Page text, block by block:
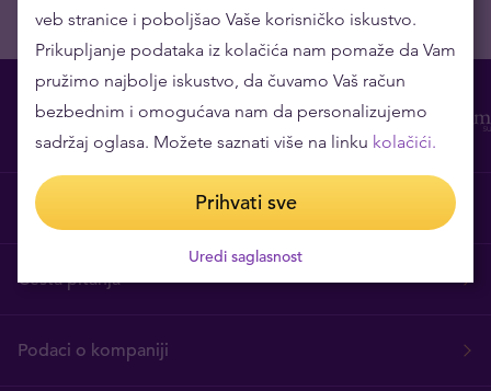
O nama
Česta pitanja
Podaci o kompaniji
veb stranice i poboljšao Vaše korisničko iskustvo.
Prikupljanje podataka iz kolačića nam pomaže da Vam
pružimo najbolje iskustvo, da čuvamo Vaš račun
bezbednim i omogućava nam da personalizujemo
sadržaj oglasa. Možete saznati više na linku kolačići.
Prihvati sve
Uredi saglasnost